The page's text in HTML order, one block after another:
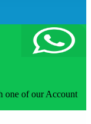
one of our Account